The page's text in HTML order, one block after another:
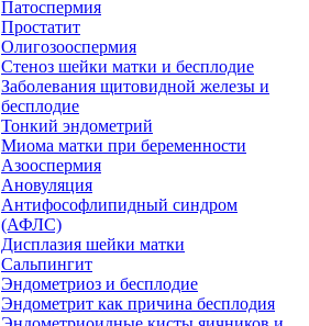
Патоспермия
Простатит
Олигозооспермия
Стеноз шейки матки и бесплодие
Заболевания щитовидной железы и
бесплодие
Тонкий эндометрий
Миома матки при беременности
Азооспермия
Ановуляция
Антифософлипидный синдром
(АФЛС)
Дисплазия шейки матки
Сальпингит
Эндометриоз и бесплодие
Эндометрит как причина бесплодия